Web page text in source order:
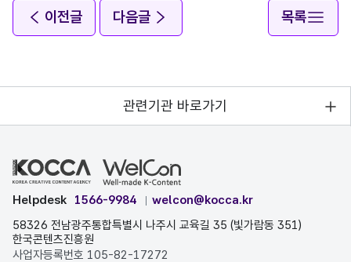
이전글 다음글 목록
관련기관 바로가기
Helpdesk 1566-9984
welcon@kocca.kr
58326 전남광주통합특별시 나주시 교육길 35 (빛가람동 351)
한국콘텐츠진흥원
사업자등록번호 105-82-17272